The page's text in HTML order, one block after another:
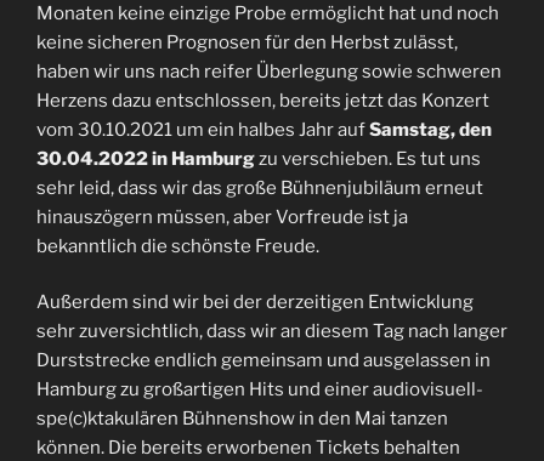
Monaten keine einzige Probe ermöglicht hat und noch
keine sicheren Prognosen für den Herbst zulässt,
haben wir uns nach reifer Überlegung sowie schweren
Herzens dazu entschlossen, bereits jetzt das Konzert
vom 30.10.2021 um ein halbes Jahr aufSamstag, den
30.04.2022in Hamburgzu verschieben. Es tut uns
sehr leid, dass wir das große Bühnenjubiläum erneut
hinauszögern müssen, aber Vorfreude ist ja
bekanntlich die schönste Freude.
Außerdem sind wir bei der derzeitigen Entwicklung
sehr zuversichtlich, dass wir an diesem Tag nach langer
Durststrecke endlich gemeinsam und ausgelassen in
Hamburg zu großartigen Hits und einer audiovisuell-
spe(c)ktakulären Bühnenshow in den Mai tanzen
können. Die bereits erworbenen Tickets behalten